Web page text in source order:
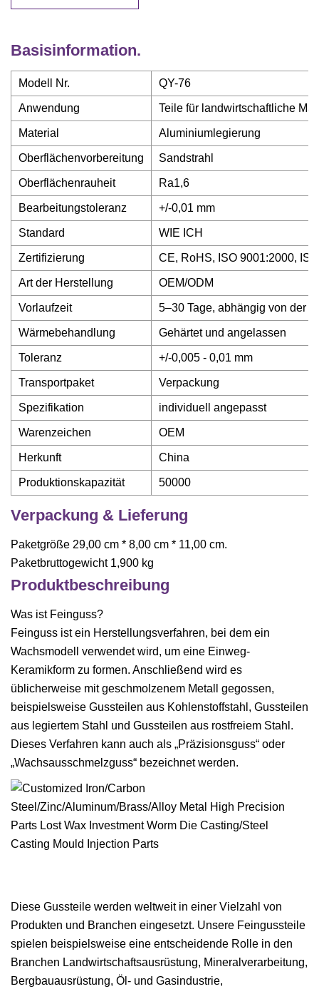
Basisinformation.
Modell Nr. QY-76
Anwendung Teile für landwirtschaftliche
Material Aluminiumlegierung
Oberflächenvorbereitung Sandstrahl
Oberflächenrauheit Ra1,6
Bearbeitungstoleranz +/-0,01 mm
Standard WIE ICH
Zertifizierung CE, RoHS, ISO 9001:2000,
Art der Herstellung OEM/ODM
Vorlaufzeit 5–30 Tage, abhängig von der
Wärmebehandlung Gehärtet und angelassen
Toleranz +/-0,005 - 0,01 mm
Transportpaket Verpackung
Spezifikation individuell angepasst
Warenzeichen OEM
Herkunft China
Produktionskapazität 50000
Verpackung & Lieferung
Paketgröße 29,00 cm * 8,00 cm * 11,00 cm.
Paketbruttogewicht 1,900 kg
Produktbeschreibung
Was ist Feinguss?
Feinguss ist ein Herstellungsverfahren, bei dem ein
Wachsmodell verwendet wird, um eine Einweg-
Keramikform zu formen. Anschließend wird es
üblicherweise mit geschmolzenem Metall gegossen,
beispielsweise Gussteilen aus Kohlenstoffstahl, Gussteilen
aus legiertem Stahl und Gussteilen aus rostfreiem Stahl.
Dieses Verfahren kann auch als „Präzisionsguss“ oder
„Wachsausschmelzguss“ bezeichnet werden.
Diese Gussteile werden weltweit in einer Vielzahl von
Produkten und Branchen eingesetzt. Unsere Feingussteile
spielen beispielsweise eine entscheidende Rolle in den
Branchen Landwirtschaftsausrüstung, Mineralverarbeitung,
Bergbauausrüstung, Öl- und Gasindustrie,